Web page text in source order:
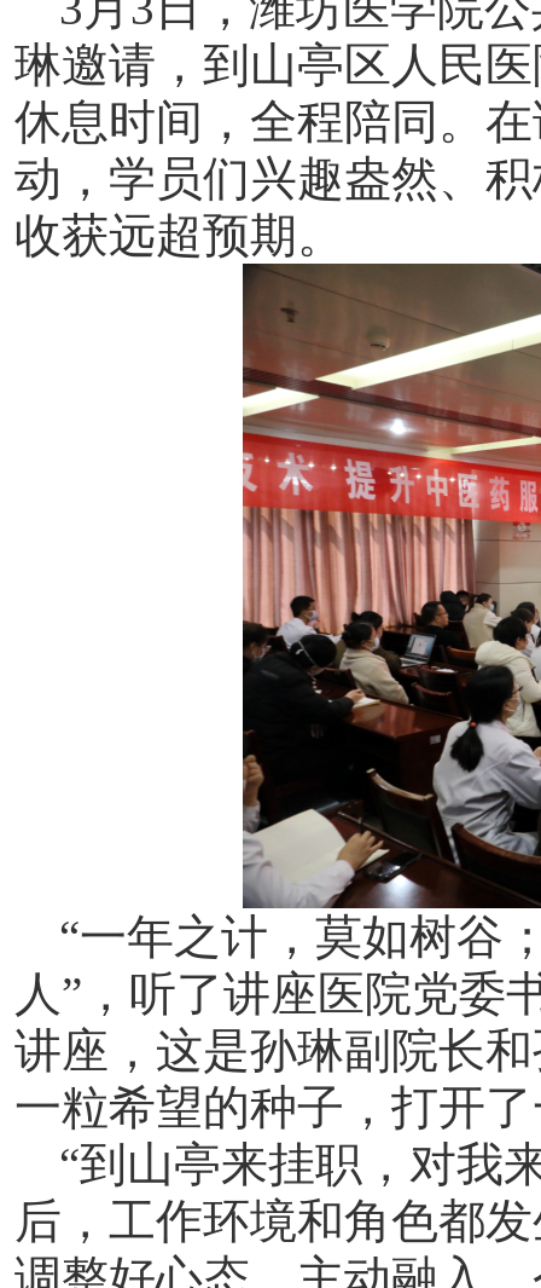
琳邀请，到山亭区人民
休息时间，全程陪同。
动，学员们兴趣盎然、
收获远超预期。
“一年之计，莫如树谷
人”， 听了讲座医院党委
讲座，这是孙琳副 院长
一粒希望的种子，打开
“到山亭来挂职，对我
后，工作环境和角色都